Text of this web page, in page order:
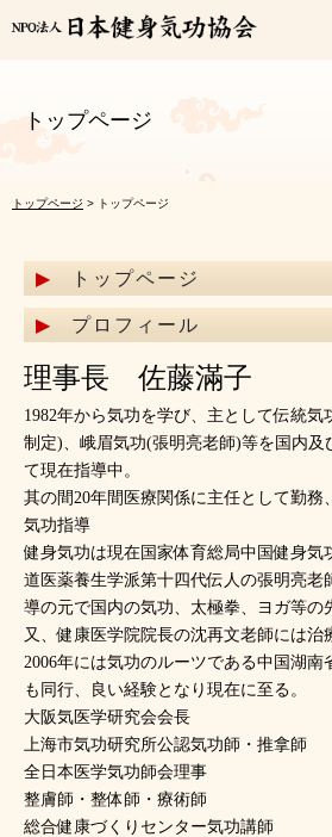
トップページ
トップページ > トップページ
トップページ
プロフィール
理事長 佐藤滿子
1982年から気功を学び、主として伝統気
制定)、峨眉気功(張明亮老師)等を国内及
て現在指導中。
其の間20年間医療関係に主任として勤務
気功指導
健身気功は現在国家体育総局中国健身気
道医薬養生学派第十四代伝人の張明亮老
導の元で国内の気功、太極拳、ヨガ等の
又、健康医学院院長の沈再文老師には治
2006年には気功のルーツである中国湖南
も同行、良い経験となり現在に至る。
大阪気医学研究会会長
上海市気功研究所公認気功師・推拿師
全日本医学気功師会理事
整膚師・整体師・療術師
総合健康づくりセンター気功講師